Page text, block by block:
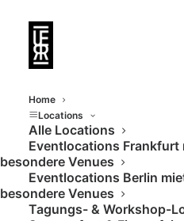
Home
Locations
Alle Locations
Eventlocations Frankfurt
besondere Venues
Eventlocations Berlin
besondere Venues
Tagungs- & Workshop-
Russian
21. NOVEMBER 2019 |